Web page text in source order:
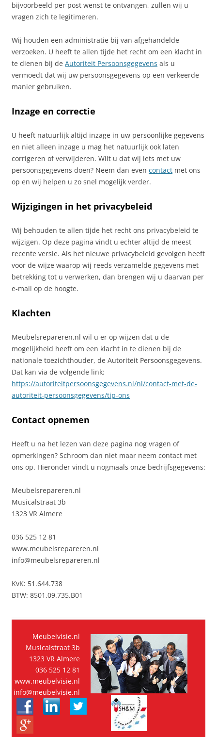
bijvoorbeeld per post wenst te ontvangen, zullen wij u
vragen zich te legitimeren.
Wij houden een administratie bij van afgehandelde
verzoeken. U heeft te allen tijde het recht om een klacht in
te dienen bij de Autoriteit Persoonsgegevens als u
vermoedt dat wij uw persoonsgegevens op een verkeerde
manier gebruiken.
Inzage en correctie
U heeft natuurlijk altijd inzage in uw persoonlijke gegevens
en niet alleen inzage u mag het natuurlijk ook laten
corrigeren of verwijderen. Wilt u dat wij iets met uw
persoonsgegevens doen? Neem dan even contact met ons
op en wij helpen u zo snel mogelijk verder.
Wijzigingen in het privacybeleid
Wij behouden te allen tijde het recht ons privacybeleid te
wijzigen. Op deze pagina vindt u echter altijd de meest
recente versie. Als het nieuwe privacybeleid gevolgen heeft
voor de wijze waarop wij reeds verzamelde gegevens met
betrekking tot u verwerken, dan brengen wij u daarvan per
e-mail op de hoogte.
Klachten
Meubelsrepareren.nl wil u er op wijzen dat u de
mogelijkheid heeft om een klacht in te dienen bij de
nationale toezichthouder, de Autoriteit Persoonsgegevens.
Dat kan via de volgende link:
https://autoriteitpersoonsgegevens.nl/nl/contact-met-de-
autoriteit-persoonsgegevens/tip-ons
Contact opnemen
Heeft u na het lezen van deze pagina nog vragen of
opmerkingen? Schroom dan niet maar neem contact met
ons op. Hieronder vindt u nogmaals onze bedrijfsgegevens:
Meubelsrepareren.nl
Musicalstraat 3b
1323 VR Almere
036 525 12 81
www.meubelsrepareren.nl
info@meubelsrepareren.nl
KvK: 51.644.738
BTW: 8501.09.735.B01
Meubelvisie.nl
Musicalstraat 3b
1323 VR Almere
036 525 12 81
www.meubelvisie.nl
info@meubelvisie.nl